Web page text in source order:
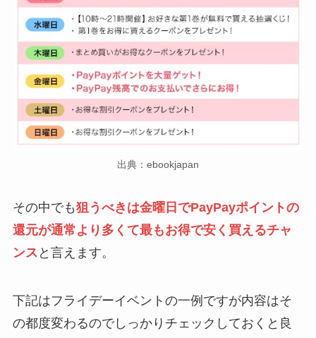
出典：ebookjapan
その中でも狙うべきは金曜日でPayPayポイントの
還元が通常より多くて最もお得で安く買えるチャ
ンス と言えます。
下記はフライデーイベントの一例ですが内容はそ
の都度変わるのでしっかりチェックしておくと良